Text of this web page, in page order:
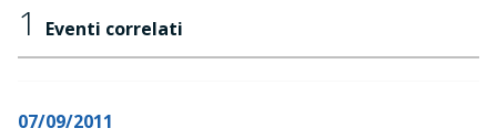
1 Eventi correlati
07/09/2011